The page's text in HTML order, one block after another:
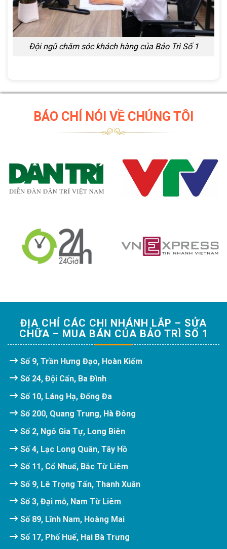
Đội ngũ chăm sóc khách hàng của Bảo Trì Số 1
BÁO CHÍ NÓI VỀ CHÚNG TÔI
ĐỊA CHỈ CÁC CHI NHÁNH LẮP – SỬA
CHỮA – MUA BÁN CỦA BẢO TRÌ SỐ 1
Số 9, Trần Hưng Đạo, Hoàn Kiếm
Số 24, Đội Cấn, Ba Đình
Số 10, Láng Hạ, Đống Đa
Số 200, Quang Trung, Hà Đông
Số 2, Ngô Gia Tự, Long Biên
Số 4, Lạc Long Quân, Tây Hồ
Số 11, Cổ Nhuế, Bắc Từ Liêm
Số 9, Lê Trọng Tấn, Thanh Xuân
Số 3, Đại mỗ, Nam Từ Liêm
Số 89, Lĩnh Nam, Hoàng Mai
Số 17, Phố Huế, Hai Bà Trưng